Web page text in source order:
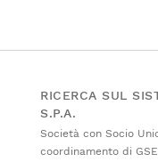
RICERCA SUL
S.P.A.
Società con Socio
coordinamento di